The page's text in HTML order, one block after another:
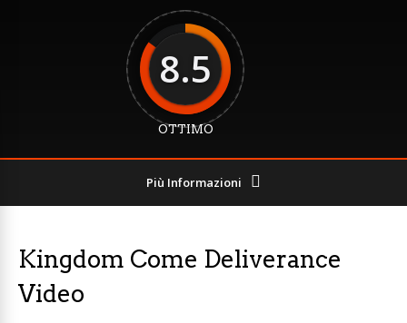
8.5
OTTIMO
Più Informazioni
Kingdom Come Deliverance
Video